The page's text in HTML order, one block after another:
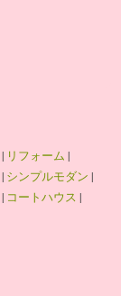
| リフォーム |
| シンプルモダン |
| コートハウス |